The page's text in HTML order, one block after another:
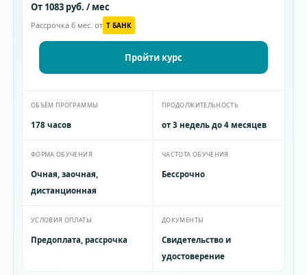
От 1083 руб. / мес
Рассрочка 6 мес. от T БАНК
Пройти курс
ОБЪЁМ ПРОГРАММЫ
178 часов
ПРОДОЛЖИТЕЛЬНОСТЬ
от 3 недель до 4 месяцев
ФОРМА ОБУЧЕНИЯ
Очная, заочная,
дистанционная
ЧАСТОТА ОБУЧЕНИЯ
Бессрочно
УСЛОВИЯ ОПЛАТЫ
Предоплата, рассрочка
ДОКУМЕНТЫ
Свидетельство и
удостоверение